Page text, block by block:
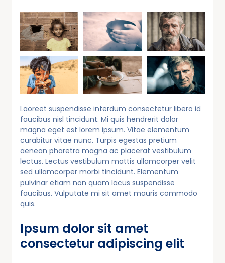
Laoreet suspendisse interdum consectetur libero id
faucibus nisl tincidunt. Mi quis hendrerit dolor
magna eget est lorem ipsum. Vitae elementum
curabitur vitae nunc. Turpis egestas pretium
aenean pharetra magna ac placerat vestibulum
lectus. Lectus vestibulum mattis ullamcorper velit
sed ullamcorper morbi tincidunt. Elementum
pulvinar etiam non quam lacus suspendisse
faucibus. Vulputate mi sit amet mauris commodo
quis.
Ipsum dolor sit amet
consectetur adipiscing elit